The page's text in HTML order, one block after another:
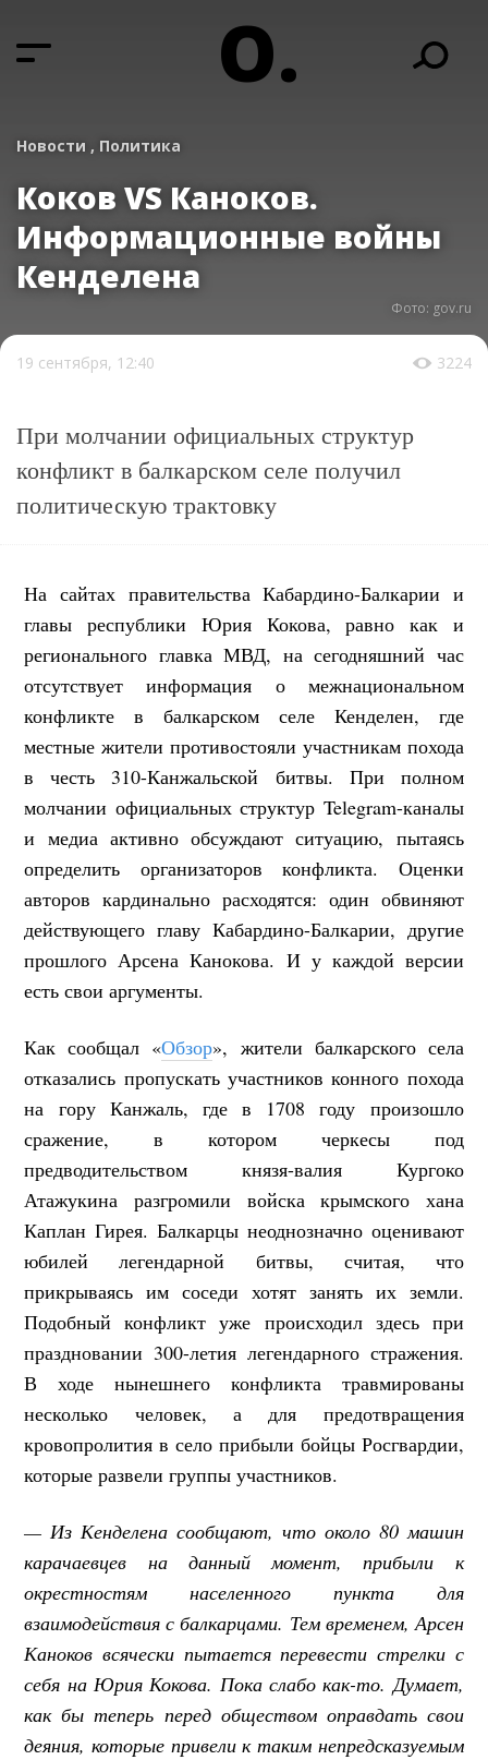
О.
Новости , Политика
Коков VS Каноков.
Информационные войны
Кенделена
Фото: gov.ru
19 сентября, 12:40 3224
При молчании официальных структур
конфликт в балкарском селе получил
политическую трактовку
На сайтах правительства Кабардино-Балкарии и
главы республики Юрия Кокова, равно как и
регионального главка МВД, на сегодняшний час
отсутствует информация о межнациональном
конфликте в балкарском селе Кенделен, где
местные жители противостояли участникам похода
в честь 310-Канжальской битвы. При полном
молчании официальных структур Telegram-каналы
и медиа активно обсуждают ситуацию, пытаясь
определить организаторов конфликта. Оценки
авторов кардинально расходятся: один обвиняют
действующего главу Кабардино-Балкарии, другие
прошлого Арсена Канокова. И у каждой версии
есть свои аргументы.
Как сообщал «Обзор», жители балкарского села
отказались пропускать участников конного похода
на гору Канжаль, где в 1708 году произошло
сражение, в котором черкесы под
предводительством князя-валия Кургоко
Атажукина разгромили войска крымского хана
Каплан Гирея. Балкарцы неоднозначно оценивают
юбилей легендарной битвы, считая, что
прикрываясь им соседи хотят занять их земли.
Подобный конфликт уже происходил здесь при
праздновании 300-летия легендарного стражения.
В ходе нынешнего конфликта травмированы
несколько человек, а для предотвращения
кровопролития в село прибыли бойцы Росгвардии,
которые развели группы участников.
— Из Кенделена сообщают, что около 80 машин
карачаевцев на данный момент, прибыли к
окрестностям населенного пункта для
взаимодействия с балкарцами. Тем временем, Арсен
Каноков всячески пытается перевести стрелки с
себя на Юрия Кокова. Пока слабо как-то. Думает,
как бы теперь перед обществом оправдать свои
деяния, которые привели к таким непредсказуемым